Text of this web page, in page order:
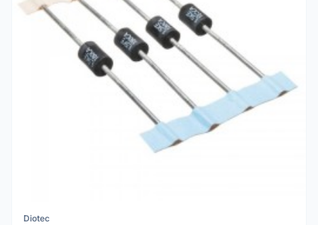
Diotec